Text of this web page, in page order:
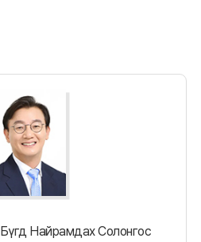
Бүгд Найрамдах Солонгос